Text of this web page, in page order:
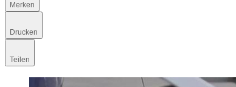
Merken
Drucken
Teilen